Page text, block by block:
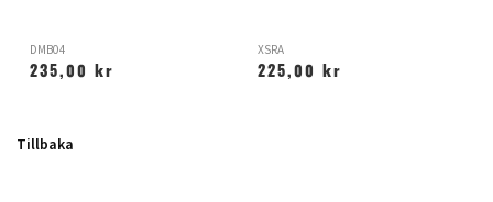
DMB04
235,00 kr
XSRA
225,00 kr
Tillbaka